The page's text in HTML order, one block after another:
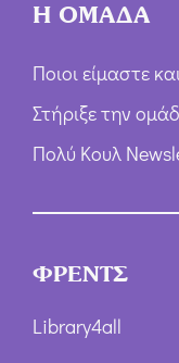
Η ΟΜΑΔΑ
Ποιοι είμαστε
Στήριξε την
Πολύ Κουλ
ΦΡΕΝΤΣ
Library4all